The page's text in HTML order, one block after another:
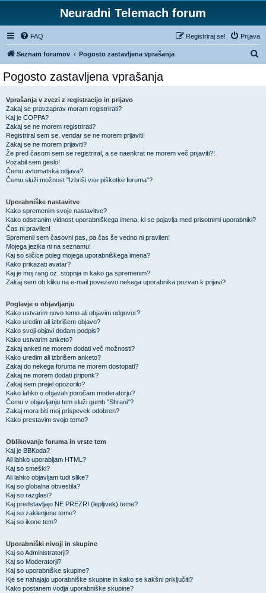
Neuradni Telemach forum
FAQ Prijava
Registriraj se!
Seznam forumov Pogosto zastavljena vprašanja
Pogosto zastavljena vprašanja
Vprašanja v zvezi z registracijo in prijavo
Zakaj se pravzaprav moram registrirati?
Kaj je COPPA?
Zakaj se ne morem registrirati?
Registriral sem se, vendar se ne morem prijaviti!
Zakaj se ne morem prijaviti?
Že pred časom sem se registriral, a se naenkrat ne morem več prijaviti?!
Pozabil sem geslo!
Čemu avtomatska odjava?
Čemu služi možnost "Izbriši vse piškotke foruma"?
Uporabniške nastavitve
Kako spremenim svoje nastavitve?
Kako odstranim vidnost uporabniškega imena, ki se pojavlja med prisotnimi uporabniki?
Čas ni pravilen!
Spremenil sem časovni pas, pa čas še vedno ni pravilen!
Mojega jezika ni na seznamu!
Kaj so sličice poleg mojega uporabniškega imena?
Kako prikazati avatar?
Kaj je moj rang oz. stopnja in kako ga spremenim?
Zakaj sem ob kliku na e-mail povezavo nekega uporabnika pozvan k prijavi?
Poglavje o objavljanju
Kako ustvarim novo temo ali objavim odgovor?
Kako uredim ali izbrišem objavo?
Kako svoji objavi dodam podpis?
Kako ustvarim anketo?
Zakaj anketi ne morem dodati več možnosti?
Kako uredim ali izbrišem anketo?
Zakaj do nekega foruma ne morem dostopati?
Zakaj ne morem dodati priponk?
Zakaj sem prejel opozorilo?
Kako lahko o objavah poročam moderatorju?
Čemu v objavljanju tem služi gumb "Shrani"?
Zakaj mora biti moj prispevek odobren?
Kako prestavim svojo temo?
Oblikovanje foruma in vrste tem
Kaj je BBKoda?
Ali lahko uporabljam HTML?
Kaj so smeški?
Ali lahko objavljam tudi slike?
Kaj so globalna obvestila?
Kaj so razglasi?
Kaj predstavljajo NE PREZRI (lepljivek) teme?
Kaj so zaklenjene teme?
Kaj so ikone tem?
Uporabniški nivoji in skupine
Kaj so Administratorji?
Kaj so Moderatorji?
Kaj so uporabniške skupine?
Kje se nahajajo uporabniške skupine in kako se kakšni priključiti?
Kako postanem vodja uporabniške skupine?